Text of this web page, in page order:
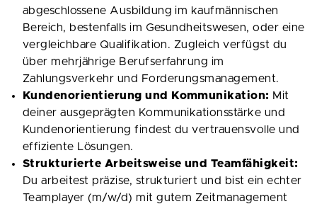
abgeschlossene Ausbildung im kaufmännischen
Bereich, bestenfalls im Gesundheitswesen, oder eine
vergleichbare Qualifikation. Zugleich verfügst du
über mehrjährige Berufserfahrung im
Zahlungsverkehr und Forderungsmanagement.
Kundenorientierung und Kommunikation: Mit
deiner ausgeprägten Kommunikationsstärke und
Kundenorientierung findest du vertrauensvolle und
effiziente Lösungen.
Strukturierte Arbeitsweise und Teamfähigkeit:
Du arbeitest präzise, strukturiert und bist ein echter
Teamplayer (m/w/d) mit gutem Zeitmanagement